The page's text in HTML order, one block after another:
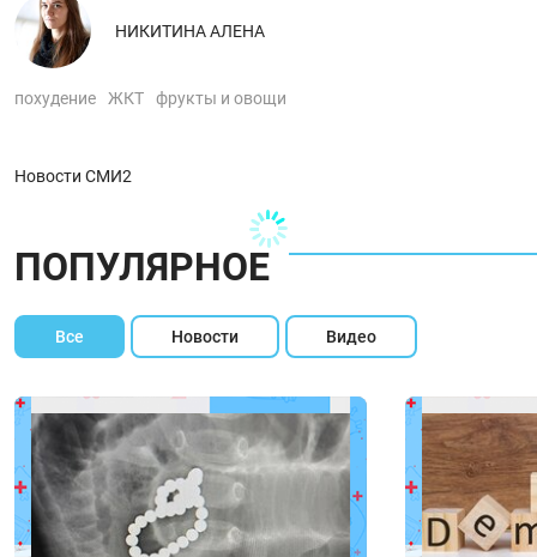
НИКИТИНА АЛЕНА
похудение ЖКТ фрукты и овощи
Новости СМИ2
ПОПУЛЯРНОЕ
Все Новости Видео